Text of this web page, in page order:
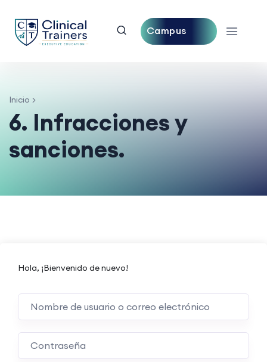
Campus
Inicio
6. Infracciones y
sanciones.
Hola, ¡Bienvenido de nuevo!